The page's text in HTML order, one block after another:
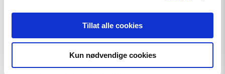
Tillat alle cookies
Kun nødvendige cookies
Nyhet
Møt Helsingforskomiteen på